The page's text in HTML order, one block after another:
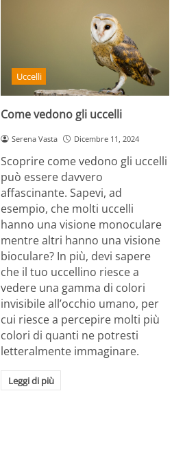
Uccelli
Come vedono gli uccelli
Serena Vasta Dicembre 11, 2024
Scoprire come vedono gli uccelli
può essere davvero
affascinante. Sapevi, ad
esempio, che molti uccelli
hanno una visione monoculare
mentre altri hanno una visione
bioculare? In più, devi sapere
che il tuo uccellino riesce a
vedere una gamma di colori
invisibile all’occhio umano, per
cui riesce a percepire molti più
colori di quanti ne potresti
letteralmente immaginare.
Leggi di più